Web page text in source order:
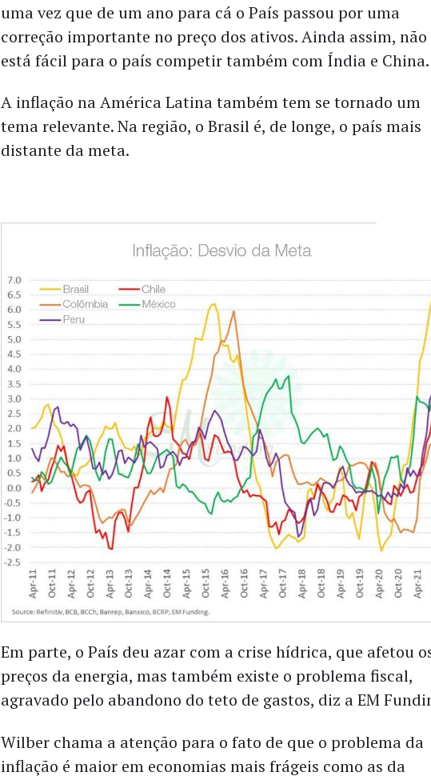
uma vez que de um ano para cá o País passou por uma
correção importante no preço dos ativos. Ainda assim, não
está fácil para o país competir também com Índia e China.
A inflação na América Latina também tem se tornado um
tema relevante. Na região, o Brasil é, de longe, o país mais
distante da meta.
Em parte, o País deu azar com a crise hídrica, que afetou
preços da energia, mas também existe o problema fiscal,
agravado pelo abandono do teto de gastos, diz a EM
Wilber chama a atenção para o fato de que o problema da
inflação é maior em economias mais frágeis como as da